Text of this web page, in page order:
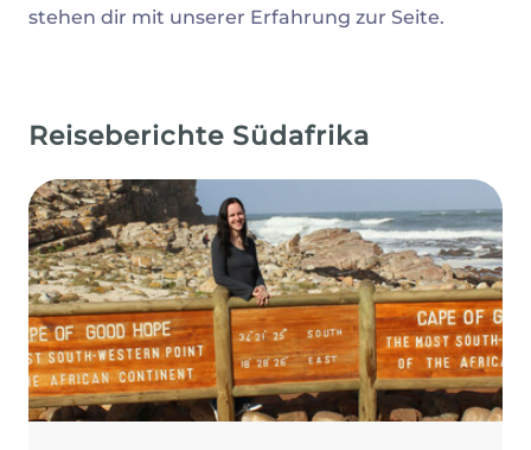
stehen dir mit unserer Erfahrung zur Seite.
Reiseberichte Südafrika